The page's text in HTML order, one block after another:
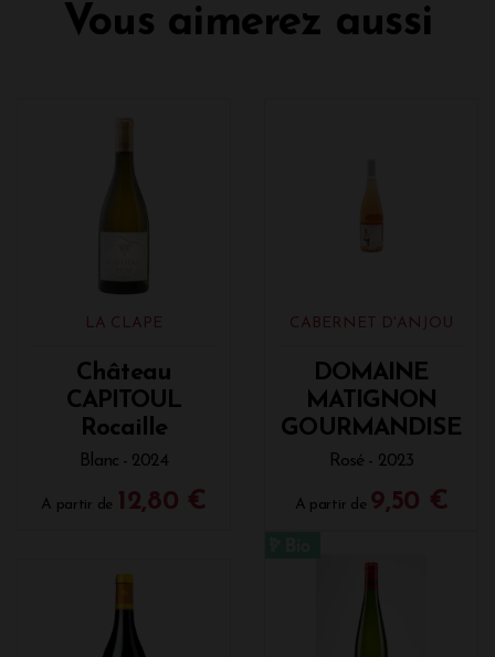
Vous aimerez aussi
LA CLAPE
Château
CAPITOUL
Rocaille
Blanc - 2024
A partir de 12,80 €
CABERNET D'ANJOU
DOMAINE
MATIGNON
GOURMANDISE
Rosé - 2023
A partir de 9,50 €